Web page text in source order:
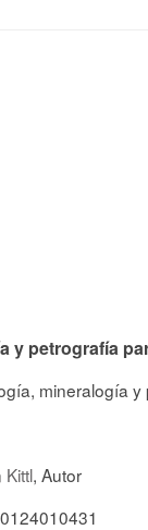
y petrografía
mineralogía
Kittl, Autor